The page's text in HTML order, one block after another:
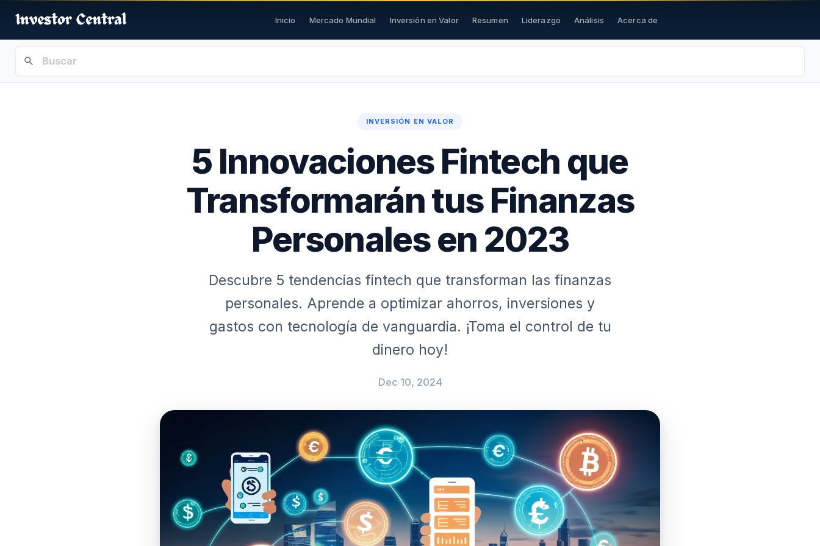
Inicio Mercado Mundial Inversión en Valor Resumen Liderazgo Análisis Acerca de
INVERSIÓN EN VALOR
5 Innovaciones Fintech que
Transformarán tus Finanzas
Personales en 2023
Descubre 5 tendencias fintech que transforman las finanzas
personales. Aprende a optimizar ahorros, inversiones y
gastos con tecnología de vanguardia. ¡Toma el control de tu
dinero hoy!
Dec 10, 2024